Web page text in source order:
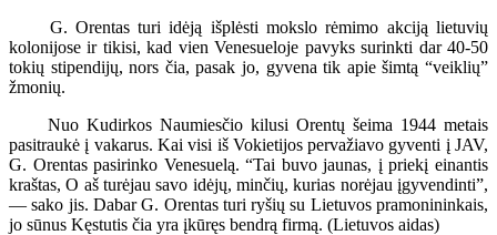
G. Orentas turi idėją išplėsti mokslo rėmimo akciją lietuvių
kolonijose ir tikisi, kad vien Venesueloje pavyks surinkti dar 40-50
tokių stipendijų, nors čia, pasak jo, gyvena tik apie šimtą “veiklių”
žmonių.
Nuo Kudirkos Naumiesčio kilusi Orentų šeima 1944 metais
pasitraukė į vakarus. Kai visi iš Vokietijos pervažiavo gyventi į JAV,
G. Orentas pasirinko Venesuelą. “Tai buvo jaunas, į priekį einantis
kraštas, O aš turėjau savo idėjų, minčių, kurias norėjau įgyvendinti”,
— sako jis. Dabar G. Orentas turi ryšių su Lietuvos pramonininkais,
jo sūnus Kęstutis čia yra įkūręs bendrą firmą. (Lietuvos aidas)